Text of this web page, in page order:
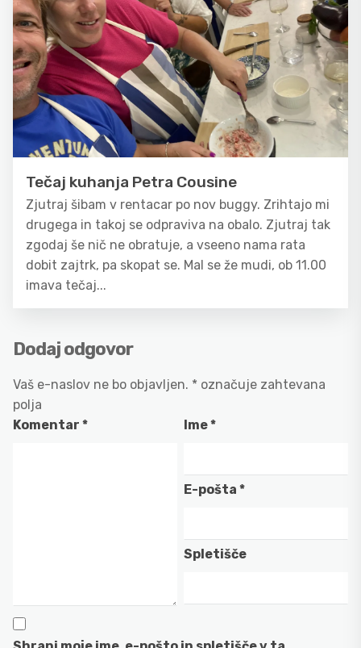
Tečaj kuhanja Petra Cousine
Zjutraj šibam v rentacar po nov buggy. Zrihtajo mi
drugega in takoj se odpraviva na obalo. Zjutraj tak
zgodaj še nič ne obratuje, a vseeno nama rata
dobit zajtrk, pa skopat se. Mal se že mudi, ob 11.00
imava tečaj...
Dodaj odgovor
Vaš e-naslov ne bo objavljen. * označuje zahtevana
polja
Komentar * Ime*
E-pošta*
Spletišče